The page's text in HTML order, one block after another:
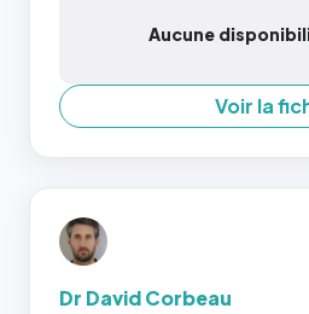
Aucune
Voir la
Dr David Corbeau